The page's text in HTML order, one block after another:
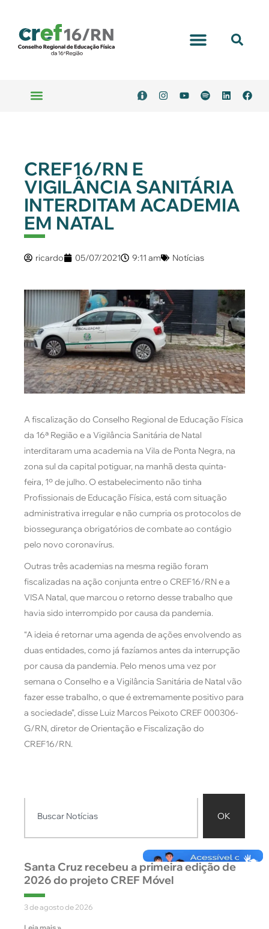
CREF16/RN E
VIGILÂNCIA SANITÁRIA
INTERDITAM ACADEMIA
EM NATAL
ricardo 05/07/2021 9:11 am Notícias
A fiscalização do Conselho Regional de Educação Física
da 16ª Região e a Vigilância Sanitária de Natal
interditaram uma academia na Vila de Ponta Negra, na
zona sul da capital potiguar, na manhã desta quinta-
feira, 1º de julho. O estabelecimento não tinha
Profissionais de Educação Física, está com situação
administrativa irregular e não cumpria os protocolos de
biossegurança obrigatórios de combate ao contágio
pelo novo coronavírus.
Outras três academias na mesma região foram
fiscalizadas na ação conjunta entre o CREF16/RN e a
VISA Natal, que marcou o retorno desse trabalho que
havia sido interrompido por causa da pandemia.
“A ideia é retornar uma agenda de ações envolvendo as
duas entidades, como já fazíamos antes da interrupção
por causa da pandemia. Pelo menos uma vez por
semana o Conselho e a Vigilância Sanitária de Natal vão
fazer esse trabalho, o que é extremamente positivo para
a sociedade”, disse Luiz Marcos Peixoto CREF 000306-
G/RN, diretor de Orientação e Fiscalização do
CREF16/RN.
OK
Santa Cruz recebeu a primeira edição de
2026 do projeto CREF Móvel
3 de agosto de 2026